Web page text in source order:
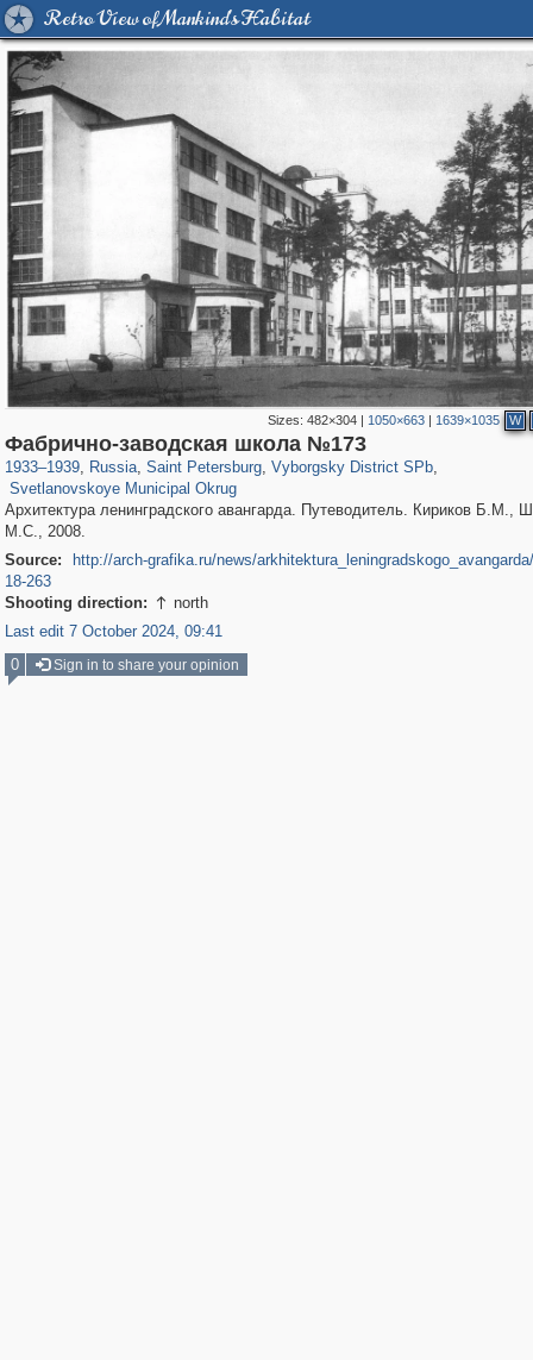
Retro View of Mankind's Habitat
Sizes:482×304 | 1050×663 | 1639×1035 W
Фабрично-заводская школа №173
1933–1939, Russia
1,406,291 29,243
, Saint Petersburg
197,125 5,709
, Vyborgsky District SPb
10,252 208
,
Svetlanovskoye Municipal Okrug
4,020 65
Архитектура ленинградского авангарда. Путеводитель. Кириков Б.М.,
М.С., 2008.
Source:
http://arch-grafika.ru/news/
18-263
Shooting direction:  north
Last edit 7 October 2024, 09:41
0
Sign in to share your opinion